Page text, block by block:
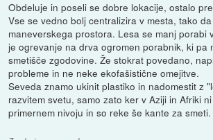
Obdeluje in poseli se dobre lokacije, ostalo
Vse se vedno bolj centralizira v mesta, tako
maneverskega prostora. Lesa se manj porabi
je ogrevanje na drva ogromen porabnik, ki pa
smetišče zgodovine. Že stokrat povedano,
probleme in ne neke ekofašistične omejitve.
Seveda znamo ukinit plastiko in nadomestit z
razvitem svetu, samo zato ker v Aziji in Afriki
primernem nivoju in so reke še kante za smeti.